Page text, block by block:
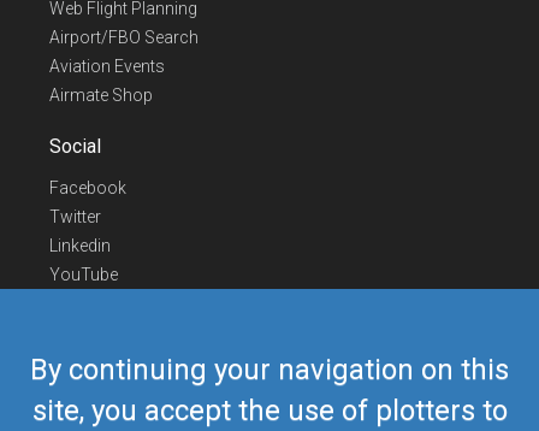
By continuing your navigation on this
site, you accept the use of plotters to
Web Flight Planning
Airport/FBO Search
Aviation Events
Airmate Shop
Social
Facebook
Twitter
Linkedin
YouTube
Contact Us
Europe Phone
+352 26441835
US/Canada Phone418-592-8862